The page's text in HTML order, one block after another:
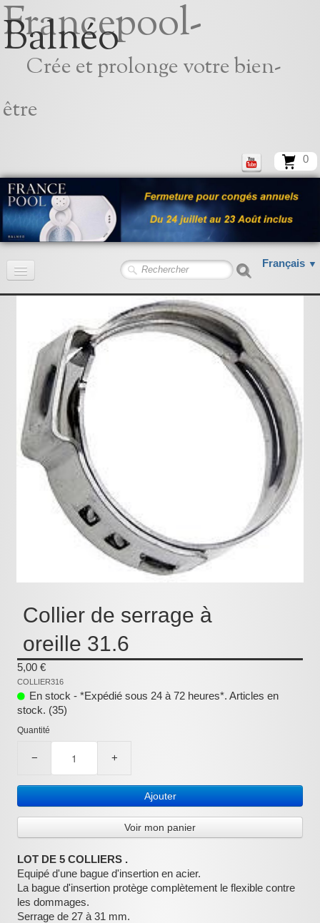
Francepool-
Balnéo
Crée et prolonge votre bien-
être
0
Français ▼
Accueil
Pièces détachées
Pompes Piscine
Kits baignoires
Pour l'entretien
Pour le bain
Prestations Atelier
Les bonnes affaires
Composants électroniques
F.A.Q (Foire aux questions)
Collier de serrage à
oreille 31.6
5,00 €
COLLIER316
En stock - *Expédié sous 24 à 72 heures*. Articles en
stock. (35)
Quantité
− +
Ajouter
Voir mon panier
LOT DE 5 COLLIERS .
Equipé d'une bague d'insertion en acier.
La bague d'insertion protège complètement le flexible contre
les dommages.
Serrage de 27 à 31 mm.